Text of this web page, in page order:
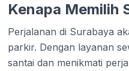
Kenapa Memilih
Perjalanan di Surabaya
parkir. Dengan layanan
santai dan menikmati